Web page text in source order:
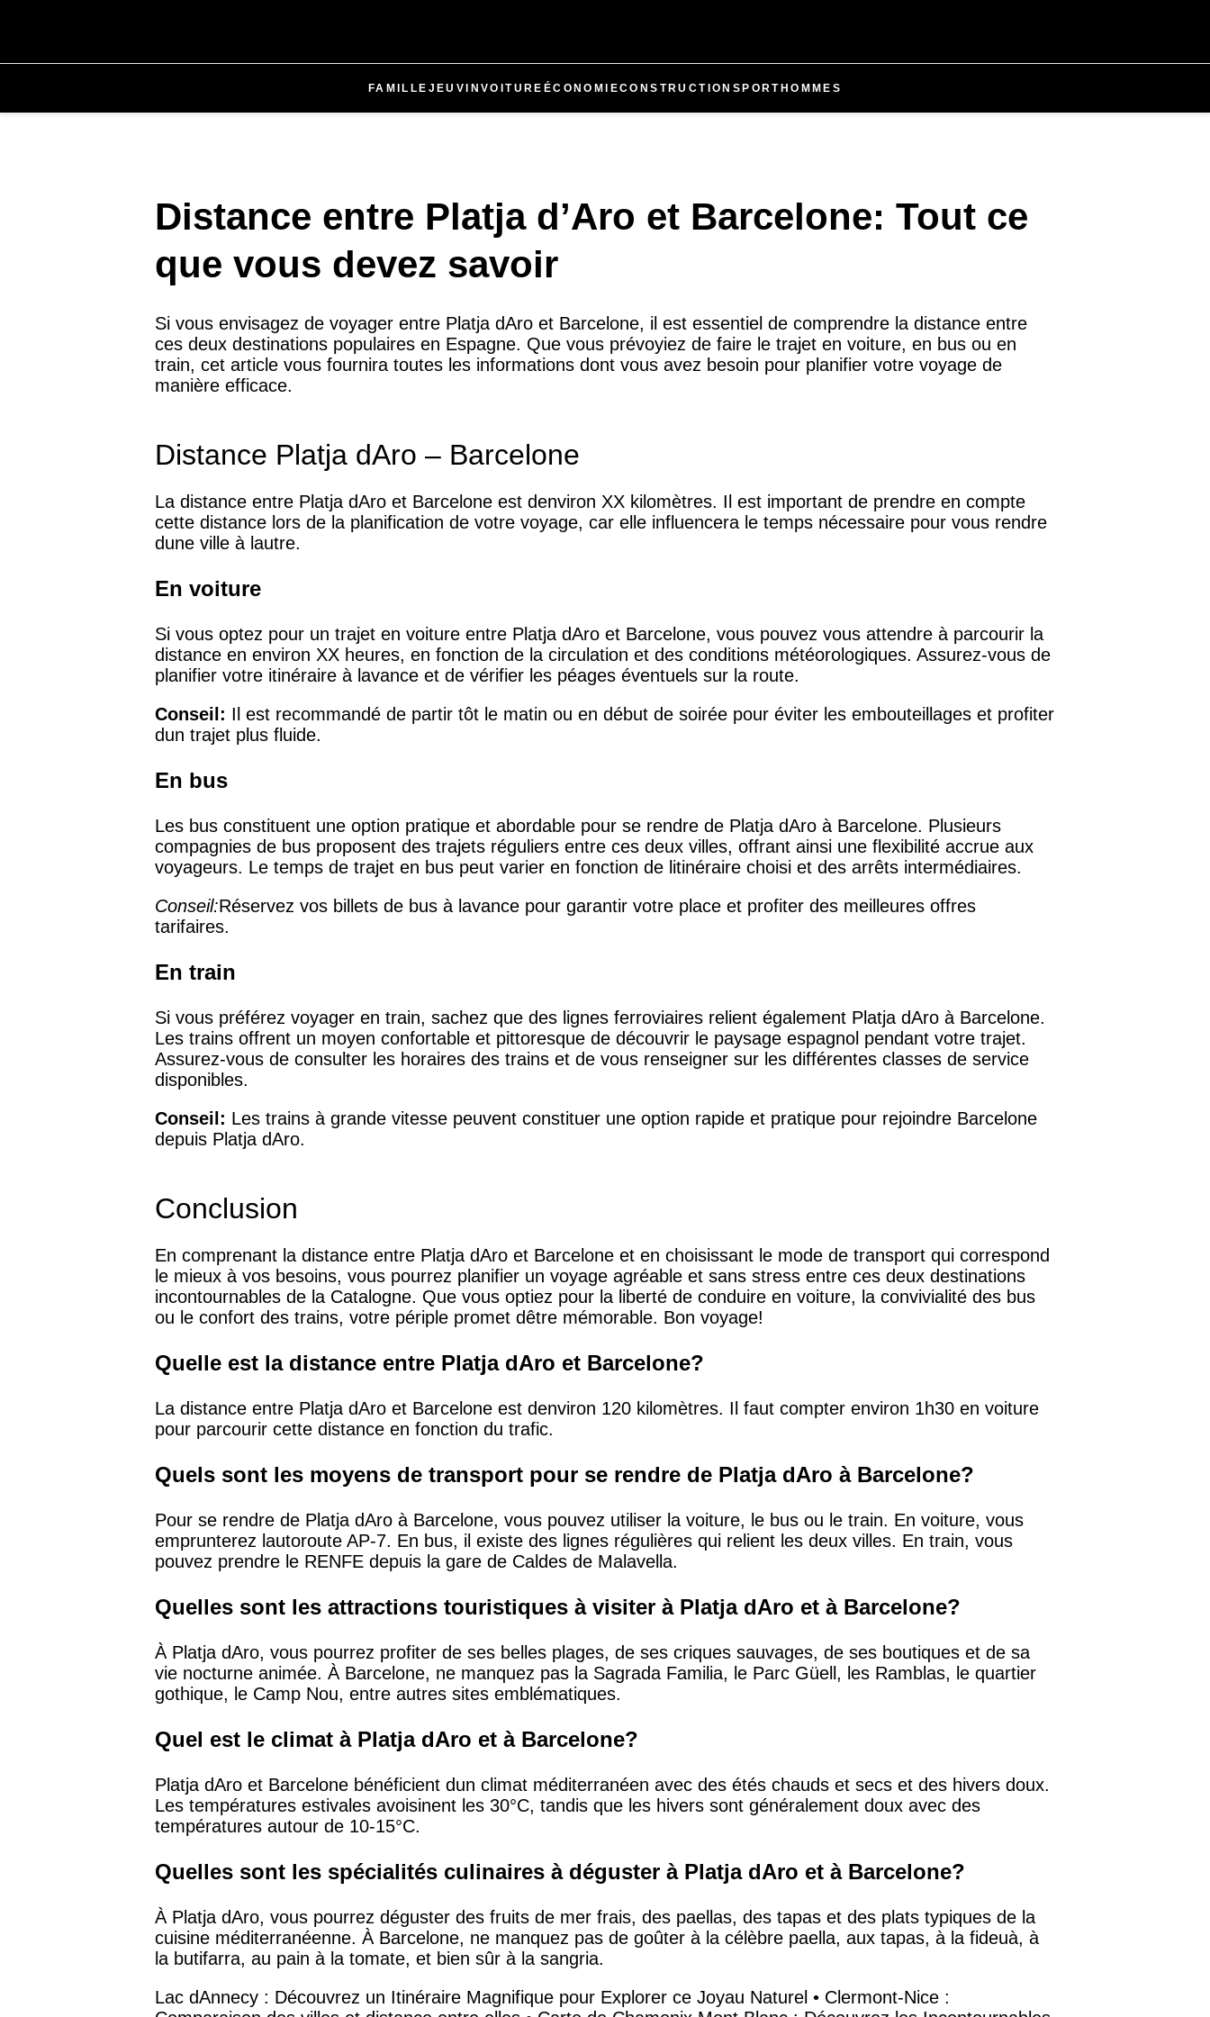
FAMILLE JEU VIN VOITURE ÉCONOMIECONSTRUCTION SPORT HOMMES
Distance entre Platja d’Aro et Barcelone: Tout ce
que vous devez savoir
Si vous envisagez de voyager entre Platja dAro et Barcelone, il est essentiel de comprendre la distance entre
ces deux destinations populaires en Espagne. Que vous prévoyiez de faire le trajet en voiture, en bus ou en
train, cet article vous fournira toutes les informations dont vous avez besoin pour planifier votre voyage de
manière efficace.
Distance Platja dAro – Barcelone
La distance entre Platja dAro et Barcelone est denviron XX kilomètres. Il est important de prendre en compte
cette distance lors de la planification de votre voyage, car elle influencera le temps nécessaire pour vous rendre
dune ville à lautre.
En voiture
Si vous optez pour un trajet en voiture entre Platja dAro et Barcelone, vous pouvez vous attendre à parcourir la
distance en environ XX heures, en fonction de la circulation et des conditions météorologiques. Assurez-vous de
planifier votre itinéraire à lavance et de vérifier les péages éventuels sur la route.
Conseil: Il est recommandé de partir tôt le matin ou en début de soirée pour éviter les embouteillages et profiter
dun trajet plus fluide.
En bus
Les bus constituent une option pratique et abordable pour se rendre de Platja dAro à Barcelone. Plusieurs
compagnies de bus proposent des trajets réguliers entre ces deux villes, offrant ainsi une flexibilité accrue aux
voyageurs. Le temps de trajet en bus peut varier en fonction de litinéraire choisi et des arrêts intermédiaires.
Conseil:Réservez vos billets de bus à lavance pour garantir votre place et profiter des meilleures offres
tarifaires.
En train
Si vous préférez voyager en train, sachez que des lignes ferroviaires relient également Platja dAro à Barcelone.
Les trains offrent un moyen confortable et pittoresque de découvrir le paysage espagnol pendant votre trajet.
Assurez-vous de consulter les horaires des trains et de vous renseigner sur les différentes classes de service
disponibles.
Conseil: Les trains à grande vitesse peuvent constituer une option rapide et pratique pour rejoindre Barcelone
depuis Platja dAro.
Conclusion
En comprenant la distance entre Platja dAro et Barcelone et en choisissant le mode de transport qui correspond
le mieux à vos besoins, vous pourrez planifier un voyage agréable et sans stress entre ces deux destinations
incontournables de la Catalogne. Que vous optiez pour la liberté de conduire en voiture, la convivialité des bus
ou le confort des trains, votre périple promet dêtre mémorable. Bon voyage!
Quelle est la distance entre Platja dAro et Barcelone?
La distance entre Platja dAro et Barcelone est denviron 120 kilomètres. Il faut compter environ 1h30 en voiture
pour parcourir cette distance en fonction du trafic.
Quels sont les moyens de transport pour se rendre de Platja dAro à Barcelone?
Pour se rendre de Platja dAro à Barcelone, vous pouvez utiliser la voiture, le bus ou le train. En voiture, vous
emprunterez lautoroute AP-7. En bus, il existe des lignes régulières qui relient les deux villes. En train, vous
pouvez prendre le RENFE depuis la gare de Caldes de Malavella.
Quelles sont les attractions touristiques à visiter à Platja dAro et à Barcelone?
À Platja dAro, vous pourrez profiter de ses belles plages, de ses criques sauvages, de ses boutiques et de sa
vie nocturne animée. À Barcelone, ne manquez pas la Sagrada Familia, le Parc Güell, les Ramblas, le quartier
gothique, le Camp Nou, entre autres sites emblématiques.
Quel est le climat à Platja dAro et à Barcelone?
Platja dAro et Barcelone bénéficient dun climat méditerranéen avec des étés chauds et secs et des hivers doux.
Les températures estivales avoisinent les 30°C, tandis que les hivers sont généralement doux avec des
températures autour de 10-15°C.
Quelles sont les spécialités culinaires à déguster à Platja dAro et à Barcelone?
À Platja dAro, vous pourrez déguster des fruits de mer frais, des paellas, des tapas et des plats typiques de la
cuisine méditerranéenne. À Barcelone, ne manquez pas de goûter à la célèbre paella, aux tapas, à la fideuà, à
la butifarra, au pain à la tomate, et bien sûr à la sangria.
Lac dAnnecy : Découvrez un Itinéraire Magnifique pour Explorer ce Joyau Naturel • Clermont-Nice :